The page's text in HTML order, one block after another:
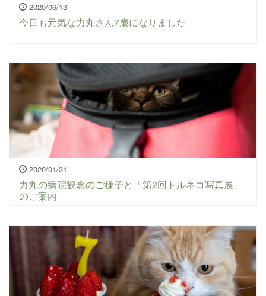
2020/06/13
今日も元気な力丸さん7歳になりました
2020/01/31
力丸の病院観念のご様子と「第2回トルネコ写真展」
のご案内